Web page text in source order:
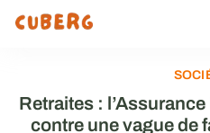
Retraites :
contre une vague de